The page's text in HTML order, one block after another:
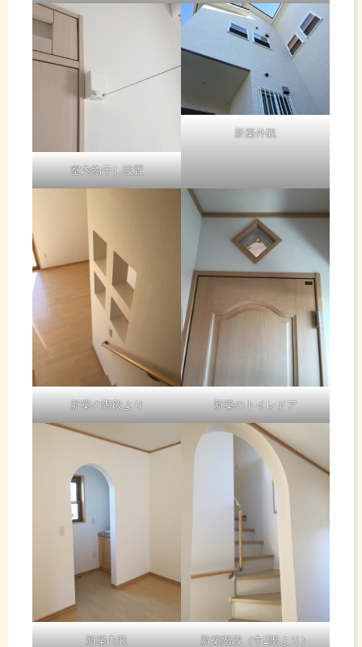
室内物干し設置
新築外観
新築の階段より 新築のトイレドア
新築内装 新築階段（中2階より）